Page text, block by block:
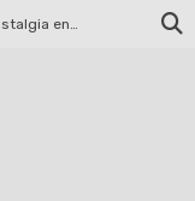
Syot abraza la nostalgia en «Blame», el primer adelanto de su EP debut